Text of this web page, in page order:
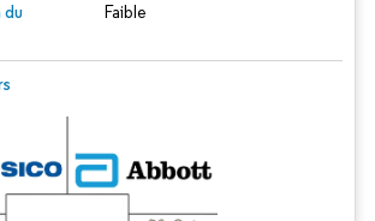
du
Faible
La réutilisation nécessite une attribution sous CC